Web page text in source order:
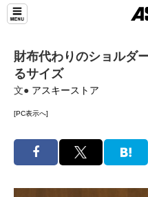
財布代わりのショルダ
るサイズ
文● アスキーストア
[PC表示へ]